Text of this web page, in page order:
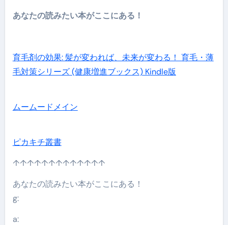
あなたの読みたい本がここにある！
育毛剤の効果: 髪が変われば、未来が変わる！ 育毛・薄
毛対策シリーズ (健康増進ブックス) Kindle版
ムームードメイン
ピカキチ叢書
↑↑↑↑↑↑↑↑↑↑↑↑↑
あなたの読みたい本がここにある！
g:
a: